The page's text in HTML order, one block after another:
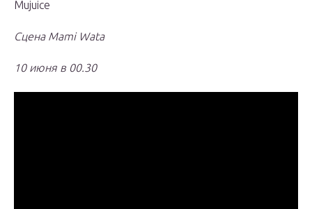
Mujuice
Сцена Mami Wata
10 июня в 00.30